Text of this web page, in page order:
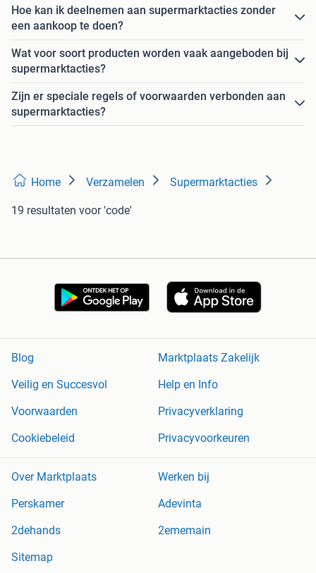
Hoe kan ik deelnemen aan supermarktacties zonder
een aankoop te doen?
Wat voor soort producten worden vaak aangeboden bij
supermarktacties?
Zijn er speciale regels of voorwaarden verbonden aan
supermarktacties?
Home Verzamelen Supermarktacties
19 resultaten voor 'code'
Blog
Marktplaats Zakelijk
Veilig en Succesvol
Help en Info
Voorwaarden
Privacyverklaring
Cookiebeleid
Privacyvoorkeuren
Over Marktplaats
Werken bij
Perskamer
Adevinta
2dehands
2ememain
Sitemap